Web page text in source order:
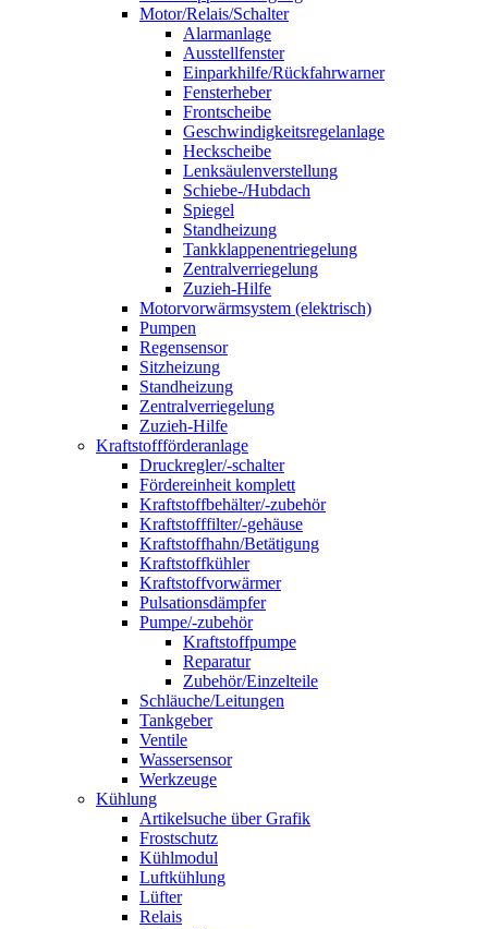
Motor/Relais/Schalter
Alarmanlage
Ausstellfenster
Einparkhilfe/Rückfahrwarner
Fensterheber
Frontscheibe
Geschwindigkeitsregelanlage
Heckscheibe
Lenksäulenverstellung
Schiebe-/Hubdach
Spiegel
Standheizung
Tankklappenentriegelung
Zentralverriegelung
Zuzieh-Hilfe
Motorvorwärmsystem (elektrisch)
Pumpen
Regensensor
Sitzheizung
Standheizung
Zentralverriegelung
Zuzieh-Hilfe
Kraftstoffförderanlage
Druckregler/-schalter
Fördereinheit komplett
Kraftstoffbehälter/-zubehör
Kraftstofffilter/-gehäuse
Kraftstoffhahn/Betätigung
Kraftstoffkühler
Kraftstoffvorwärmer
Pulsationsdämpfer
Pumpe/-zubehör
Kraftstoffpumpe
Reparatur
Zubehör/Einzelteile
Schläuche/Leitungen
Tankgeber
Ventile
Wassersensor
Werkzeuge
Kühlung
Artikelsuche über Grafik
Frostschutz
Kühlmodul
Luftkühlung
Lüfter
Relais